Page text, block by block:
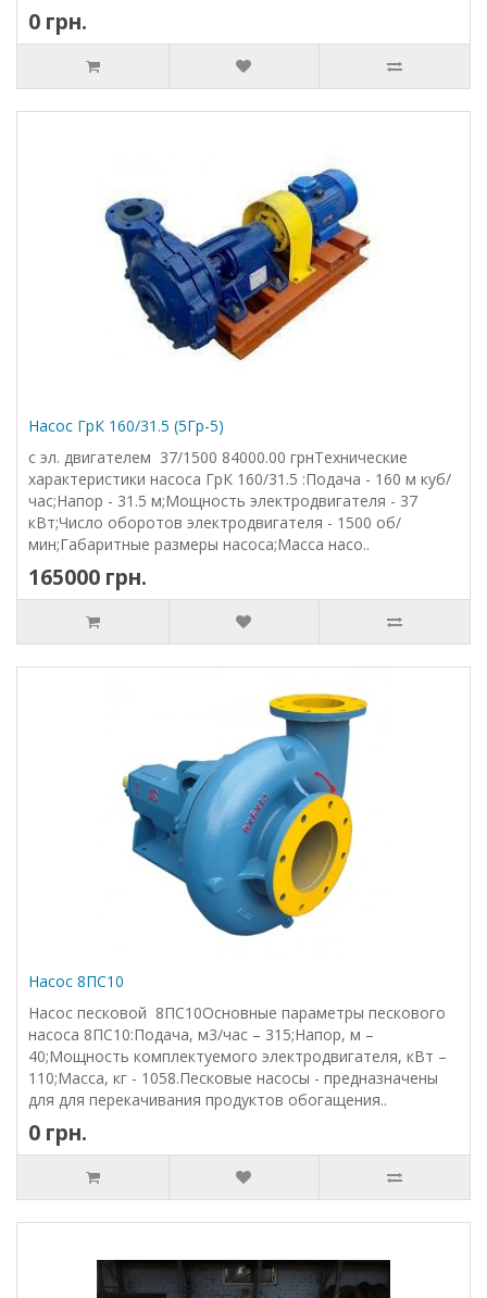
0 грн.
Насос ГрК 160/31.5 (5Гр-5)
с эл. двигателем 37/1500 84000.00 грнТехнические
характеристики насоса ГрК 160/31.5 :Подача - 160 м куб/
час;Напор - 31.5 м;Мощность электродвигателя - 37
кВт;Число оборотов электродвигателя - 1500 об/
мин;Габаритные размеры насоса;Масса насо..
165000 грн.
Насос 8ПС10
Насос песковой 8ПС10Основные параметры пескового
насоса 8ПС10:Подача, м3/час – 315;Напор, м –
40;Мощность комплектуемого электродвигателя, кВт –
110;Масса, кг - 1058.Песковые насосы - предназначены
для для перекачивания продуктов обогащения..
0 грн.